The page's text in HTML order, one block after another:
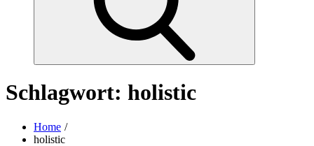
Schlagwort: holistic
Home
holistic